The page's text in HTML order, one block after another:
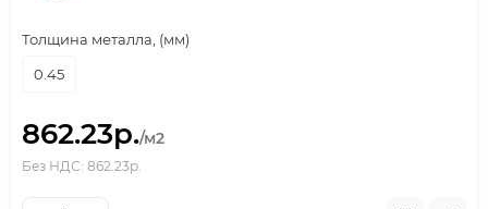
Толщина металла, (мм)
0.45
862.23р./м2
Без НДС: 862.23р.